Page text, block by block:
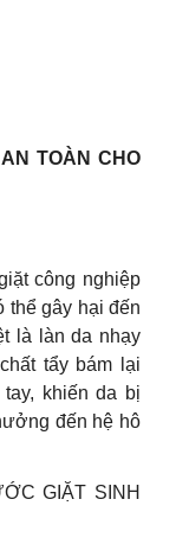
TOÀN CHO
công nghiệp
thể gây hại đến
là làn da nhạy
tẩy bám lại
khiến da bị
đến hệ hô
GIẶT SINH